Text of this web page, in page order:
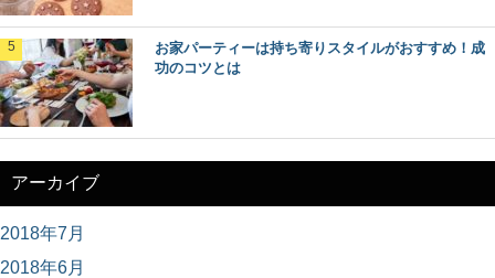
お家パーティーは持ち寄りスタイルがおすすめ！成
功のコツとは
アーカイブ
2018年7月
2018年6月